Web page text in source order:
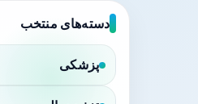
دسته‌های منتخب
پزشکی